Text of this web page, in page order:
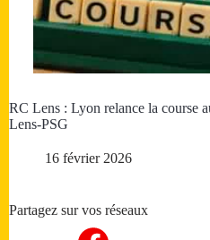
RC Lens : Lyon relance la course
Lens-PSG
16 février 2026
Partagez sur vos réseaux